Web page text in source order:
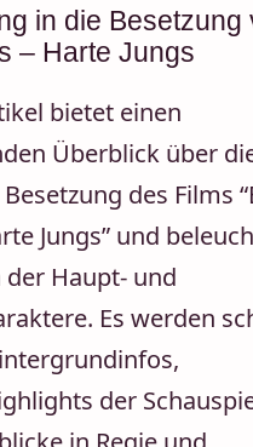
in die Besetzung
– Harte Jungs
bietet einen
Überblick über
des Films
Jungs” und
der Haupt- und
Es werden
der